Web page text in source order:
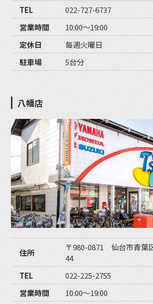
TEL
022-727-6737
営業時間
10:00〜19:00
定休日
毎週火曜日
駐車場
5台分
八幡店
住所
〒980-0871 仙台市青葉
44
TEL
022-225-2755
営業時間
10:00〜19:00